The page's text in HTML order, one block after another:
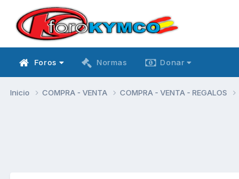
Foros Normas Donar
Inicio COMPRA - VENTA COMPRA - VENTA - REGALOS